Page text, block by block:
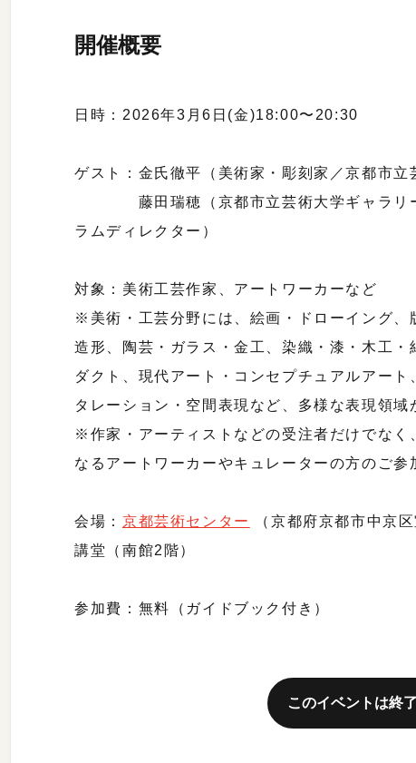
開催概要
日時：2026年3月6日(金)18:00〜20:30
ゲスト：金氏徹平（美術家・彫刻家／京都市立
藤田瑞穂（京都市立芸術大学ギャラリー
ラムディレクター）
対象：美術工芸作家、アートワーカーなど
※美術・工芸分野には、絵画・ドローイング、
造形、陶芸・ガラス・金工、染織・漆・木工
ダクト、現代アート・コンセプチュアルアー
タレーション・空間表現など、多様な表現領域
※作家・アーティストなどの受注者だけでなく
なるアートワーカーやキュレーターの方のご参
会場： 京都芸術センター
（京都府京都市中京
講堂（南館2階）
参加費：無料（ガイドブック付き）
このイベントは終